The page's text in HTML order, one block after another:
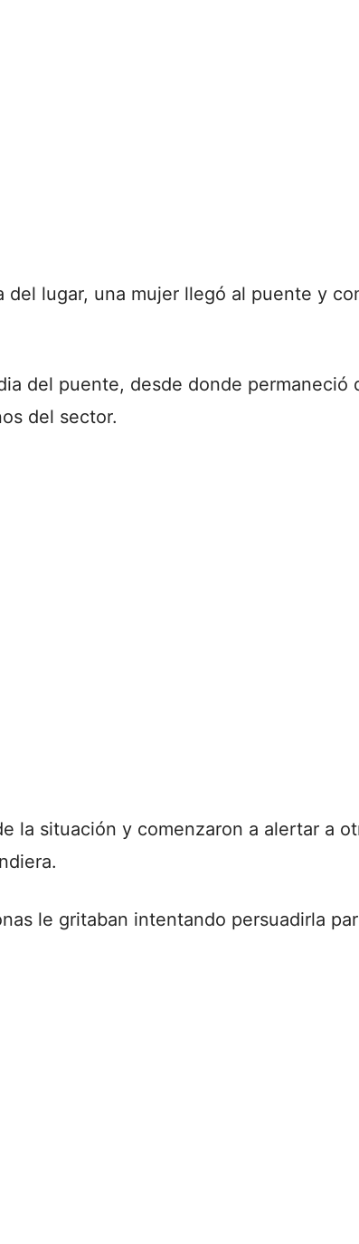
lugar, una mujer llegó al puente y
del puente, desde donde permaneció
del sector.
la situación y comenzaron a alertar a
le gritaban intentando persuadirla